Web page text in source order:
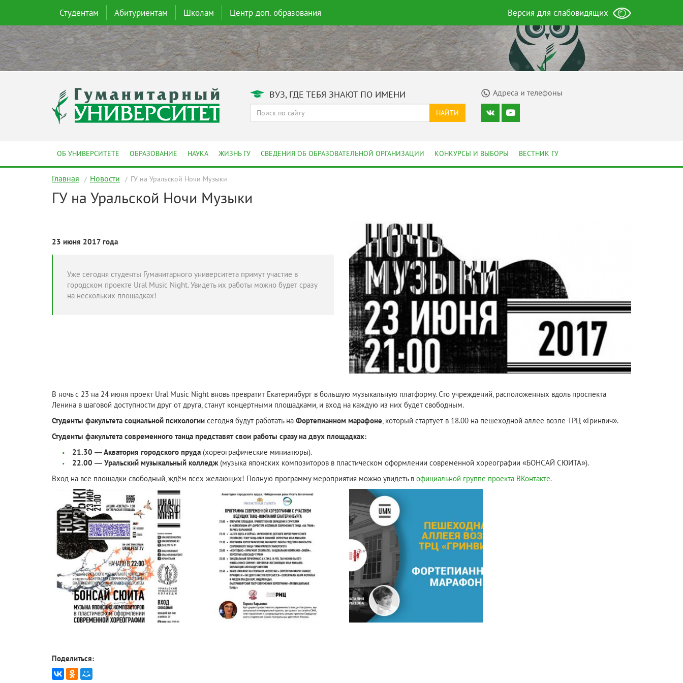
Студентам Абитуриентам Школам Центр доп. образования Версия для слабовидящих
ВУЗ, ГДЕ ТЕБЯ ЗНАЮТ ПО ИМЕНИ Адреса и телефоны
НАЙТИ
ОБ УНИВЕРСИТЕТЕ ОБРАЗОВАНИЕ НАУКА ЖИЗНЬ ГУ СВЕДЕНИЯ ОБ ОБРАЗОВАТЕЛЬНОЙ ОРГАНИЗАЦИИ КОНКУРСЫ И ВЫБОРЫ ВЕСТНИК ГУ
Главная Новости ГУ на Уральской Ночи Музыки
ГУ на Уральской Ночи Музыки
23 июня 2017 года
Уже сегодня студенты Гуманитарного университета примут участие в
городском проекте Ural Music Night. Увидеть их работы можно будет сразу
на нескольких площадках!
В ночь с 23 на 24 июня проект Ural Music Night вновь превратит Екатеринбург в большую музыкальную платформу. Сто учреждений, расположенных вдоль проспекта
Ленина в шаговой доступности друг от друга, станут концертными площадками, и вход на каждую из них будет свободным.
Студенты факультета социальной психологии сегодня будут работать на Фортепианном марафоне, который стартует в 18.00 на пешеходной аллее возле ТРЦ «Гринвич».
Студенты факультета современного танца представят свои работы сразу на двух площадках:
21.30 — Акватория городского пруда (хореографические миниатюры).
22.00 — Уральский музыкальный колледж(музыка японских композиторов в пластическом оформлении современной хореографии «БОНСАЙ СЮИТА»).
Вход на все площадки свободный, ждём всех желающих! Полную программу мероприятия можно увидеть в официальной группе проекта ВКонтакте.
Поделиться: